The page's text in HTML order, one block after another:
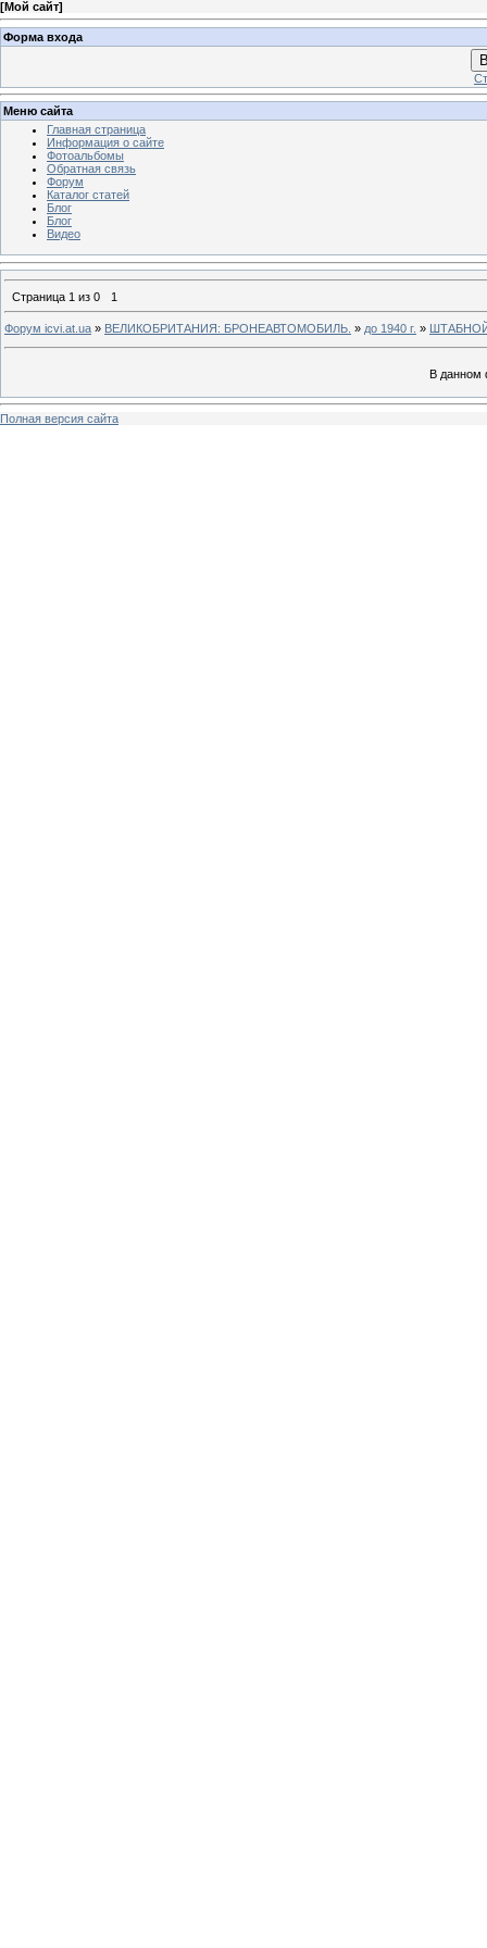
[Мой сайт]
Форма входа
Меню сайта
Главная страница
Информация о сайте
Фотоальбомы
Обратная связь
Форум
Каталог статей
Блог
Блог
Видео
Страница 1 из 0 1
Форум icvi.at.ua » ВЕЛИКОБРИТАНИЯ: БРОНЕАВТОМОБИЛЬ. » до 1940 г. »
В данном
Полная версия сайта